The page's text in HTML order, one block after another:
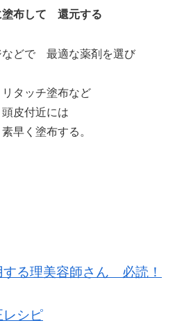
布して 還元する
などで 最適な薬剤を選び
タッチ塗布など
皮付近には
早く塗布する。
する理美容師さん 必読！
シピ